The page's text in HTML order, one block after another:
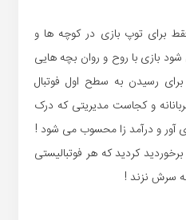
برای توپ بازی در کوچه ها و
بازی با روح و روان بچه هایی
رسیدن به سطح اول فوتبال
و کجاست مدیریتی که درک
آور و درآمد زا محسوب می شود !
کردید که هر فوتبالیستی
سرش نزند !